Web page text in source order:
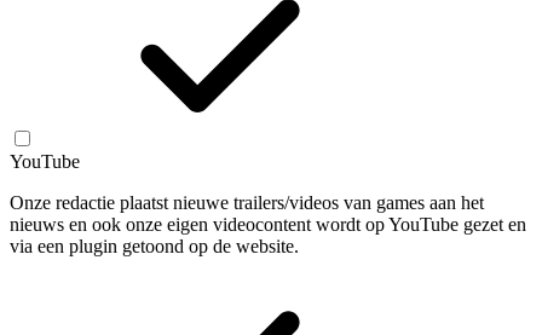
YouTube
Onze redactie plaatst nieuwe trailers/videos van games aan het
nieuws en ook onze eigen videocontent wordt op YouTube gezet en
via een plugin getoond op de website.